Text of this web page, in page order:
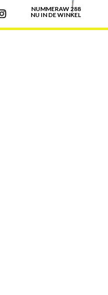
NUMMERAW 288
NU IN DE WINKEL